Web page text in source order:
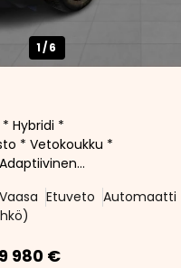
1/6
Hybridi *
* Vetokoukku *
Vaasa Etuveto Automaatti
980 €